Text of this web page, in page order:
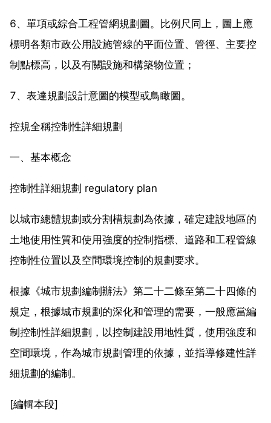
6、單項或綜合工程管網規劃圖。比例尺同上，圖上應
標明各類市政公用設施管線的平面位置、管徑、主要控
制點標高，以及有關設施和構築物位置；
7、表達規劃設計意圖的模型或鳥瞰圖。
控規全稱控制性詳細規劃
一、基本概念
控制性詳細規劃 regulatory plan
以城市總體規劃或分割槽規劃為依據，確定建設地區的
土地使用性質和使用強度的控制指標、道路和工程管線
控制性位置以及空間環境控制的規劃要求。
根據《城市規劃編制辦法》第二十二條至第二十四條的
規定，根據城市規劃的深化和管理的需要，一般應當編
制控制性詳細規劃，以控制建設用地性質，使用強度和
空間環境，作為城市規劃管理的依據，並指導修建性詳
細規劃的編制。
[編輯本段]